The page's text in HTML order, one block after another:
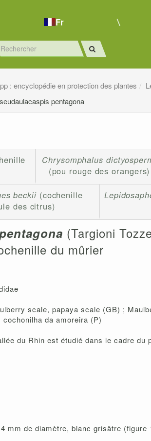
Fr
: encyclopédie en protection des plantes
pentagona
Chrysomphalus
(pou rouge des orangers)
beckii(cochenille
des citrus)
(Targioni
du mûrier
scale, papaya scale (GB) ;
da amoreira (P)
du Rhin est étudié dans le cadre du
mm de diamètre, blanc grisâtre